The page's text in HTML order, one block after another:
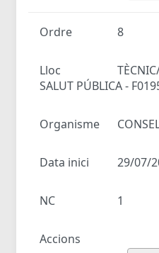
Ordre 8
Lloc
SALUT PÚBLICA -
Organisme
Data inici 29/07/
NC 1
Accions